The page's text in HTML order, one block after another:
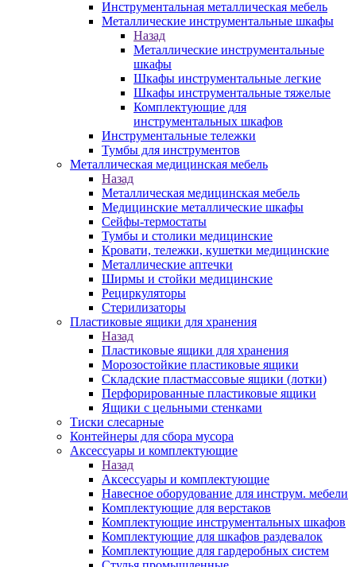
Инструментальная металлическая мебель
Металлические инструментальные шкафы
Назад
Металлические инструментальные
шкафы
Шкафы инструментальные легкие
Шкафы инструментальные тяжелые
Комплектующие для
инструментальных шкафов
Инструментальные тележки
Тумбы для инструментов
Металлическая медицинская мебель
Назад
Металлическая медицинская мебель
Медицинские металлические шкафы
Сейфы-термостаты
Тумбы и столики медицинские
Кровати, тележки, кушетки медицинские
Металлические аптечки
Ширмы и стойки медицинские
Рециркуляторы
Стерилизаторы
Пластиковые ящики для хранения
Назад
Пластиковые ящики для хранения
Морозостойкие пластиковые ящики
Складские пластмассовые ящики (лотки)
Перфорированные пластиковые ящики
Ящики с цельными стенками
Тиски слесарные
Контейнеры для сбора мусора
Аксессуары и комплектующие
Назад
Аксессуары и комплектующие
Навесное оборудование для инструм. мебели
Комплектующие для верстаков
Комплектующие инструментальных шкафов
Комплектующие для шкафов раздевалок
Комплектующие для гардеробных систем